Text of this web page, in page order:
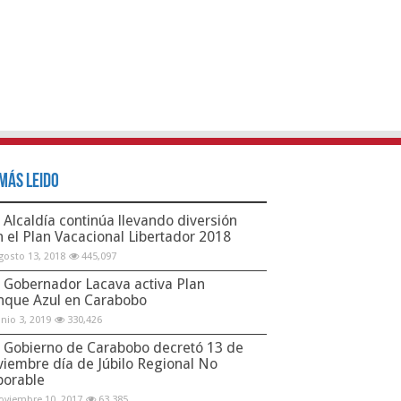
Leido
Alcaldía continúa llevando diversión
el Plan Vacacional Libertador 2018
13, 2018 445,097
Gobernador Lacava activa Plan
Azul en Carabobo
3, 2019 330,426
Gobierno de Carabobo decretó 13 de
día de Júbilo Regional No